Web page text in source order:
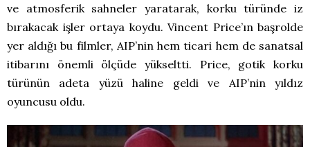
ve atmosferik sahneler yaratarak, korku türünde iz
bırakacak işler ortaya koydu. Vincent Price’ın başrolde
yer aldığı bu filmler, AIP’nin hem ticari hem de sanatsal
itibarını önemli ölçüde yükseltti. Price, gotik korku
türünün adeta yüzü haline geldi ve AIP’nin yıldız
oyuncusu oldu.